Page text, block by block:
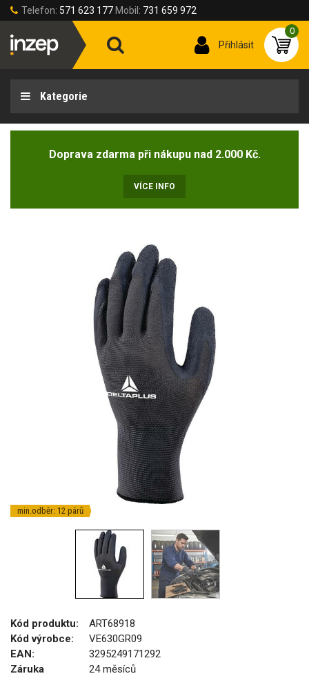
Telefon: 571 623 177 Mobil: 731 659 972
Přihlásit
0
Kategorie
Doprava zdarma při nákupu nad 2.000 Kč.
VÍCE INFO
min.odběr: 12 párů
Kód produktu:
ART68918
Kód výrobce:
VE630GR09
EAN:
3295249171292
Záruka
24 měsíců